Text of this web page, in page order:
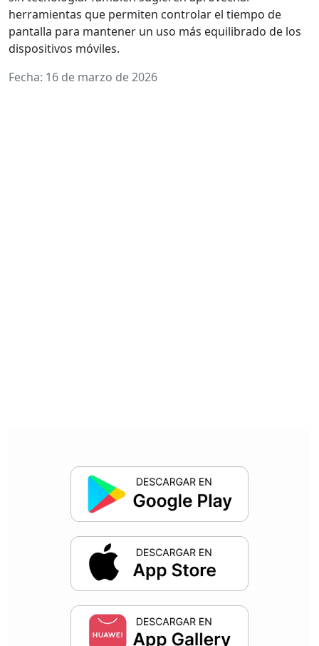
herramientas que permiten controlar el tiempo de
pantalla para mantener un uso más equilibrado de los
dispositivos móviles.
Fecha: 16 de marzo de 2026